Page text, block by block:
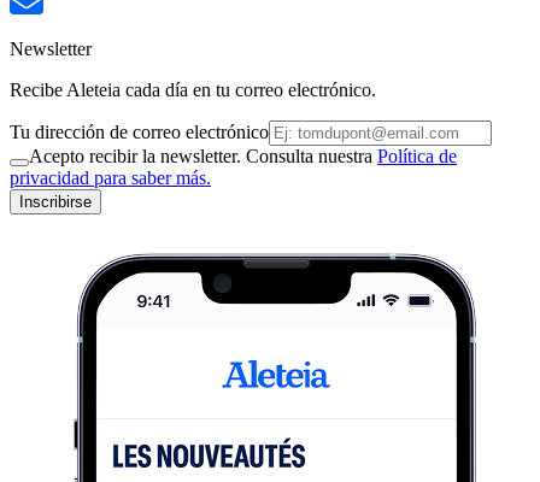
Newsletter
Recibe Aleteia cada día en tu correo electrónico.
Tu dirección de correo electrónico
Acepto recibir la newsletter. Consulta nuestra Política de
privacidad para saber más.
Inscribirse